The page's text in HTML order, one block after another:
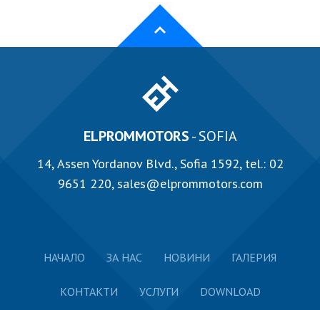
ELPROMMOTORS- SOFIA
14, Аssen Yordanov Blvd., Sofia 1592, tel.: 02
9651 220,sales@elprommotors.com
НАЧАЛО ЗА НАС НОВИНИ ГАЛЕРИЯ
КОНТАКТИ УСЛУГИ DOWNLOAD